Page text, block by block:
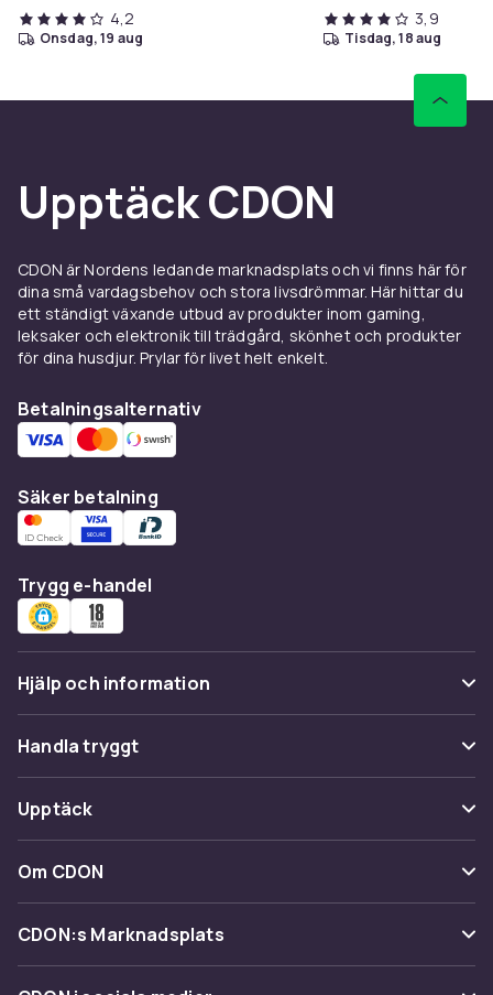
4,2
onsdag, 19 aug
3,9
tisdag, 18 aug
Upptäck CDON
CDON är Nordens ledande marknadsplats och vi finns här för
dina små vardagsbehov och stora livsdrömmar. Här hittar du
ett ständigt växande utbud av produkter inom gaming,
leksaker och elektronik till trädgård, skönhet och produkter
för dina husdjur. Prylar för livet helt enkelt.
Betalningsalternativ
Säker betalning
Trygg e-handel
Hjälp och information
Vanliga frågor
Spåra paket
Ångra & Returnera här
Kundservice
Handla tryggt
Betalning
Leverans
Återkallelser
Upptäck
Kategorier
Varumärken
Om CDON
Om oss
Kundrecensioner
CDON:s Marknadsplats
Sälj på CDON